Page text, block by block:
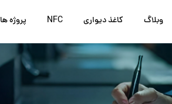
وبلاگ کاغذ دیواری NFC پروژه‌ ها